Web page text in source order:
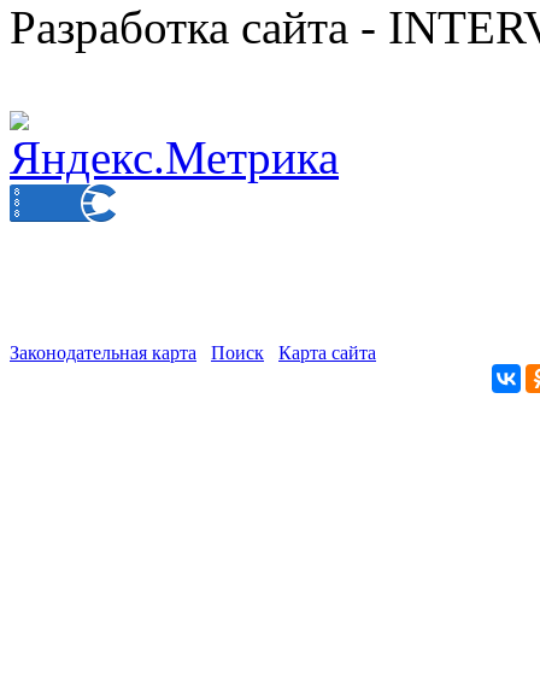
Разработка сайта -
Законодательная карта Поиск Карта сайта